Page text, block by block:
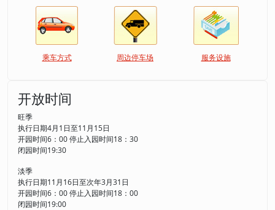
乘车方式 周边停车场 服务设施
开放时间
旺季
执行日期4月1日至11月15日
开园时间6：00 停止入园时间18：30
闭园时间19:30
淡季
执行日期11月16日至次年3月31日
开园时间6：00 停止入园时间18：00
闭园时间19:00